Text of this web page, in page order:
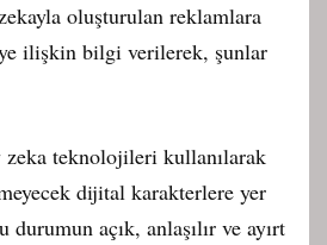
oluşturulan reklamlara
ilişkin bilgi verilerek, şunlar
zeka teknolojileri kullanılarak
dijital karakterlere yer
açık, anlaşılır ve ayırt